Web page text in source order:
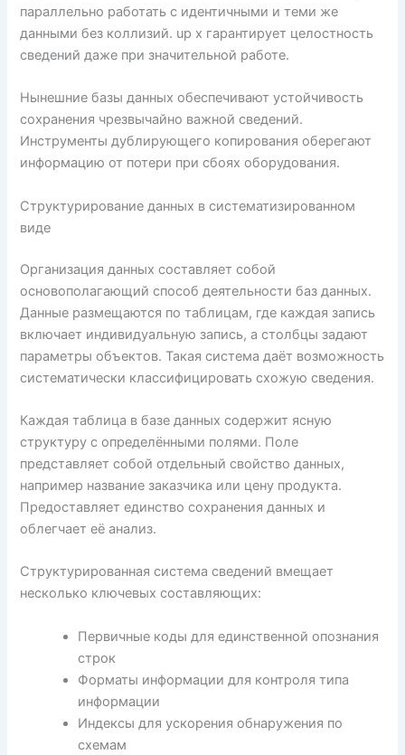
параллельно работать с идентичными и теми же
данными без коллизий. up x гарантирует целостность
сведений даже при значительной работе.
Нынешние базы данных обеспечивают устойчивость
сохранения чрезвычайно важной сведений.
Инструменты дублирующего копирования оберегают
информацию от потери при сбоях оборудования.
Структурирование данных в систематизированном
виде
Организация данных составляет собой
основополагающий способ деятельности баз данных.
Данные размещаются по таблицам, где каждая запись
включает индивидуальную запись, а столбцы задают
параметры объектов. Такая система даёт возможность
систематически классифицировать схожую сведения.
Каждая таблица в базе данных содержит ясную
структуру с определёнными полями. Поле
представляет собой отдельный свойство данных,
например название заказчика или цену продукта.
Предоставляет единство сохранения данных и
облегчает её анализ.
Структурированная система сведений вмещает
несколько ключевых составляющих:
Первичные коды для единственной опознания
строк
Форматы информации для контроля типа
информации
Индексы для ускорения обнаружения по
схемам